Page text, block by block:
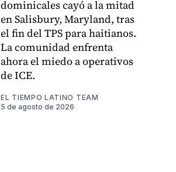
dominicales cayó a la mitad
en Salisbury, Maryland, tras
el fin del TPS para haitianos.
La comunidad enfrenta
ahora el miedo a operativos
de ICE.
EL TIEMPO LATINO TEAM
5 de agosto de 2026